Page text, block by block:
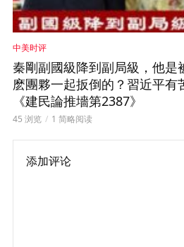
中美时评
秦剛副國級降到副局級，他是
麽團夥一起扳倒的？習近平有
《建民論推墻第2387》
45 浏览 1 简略阅读
添加评论